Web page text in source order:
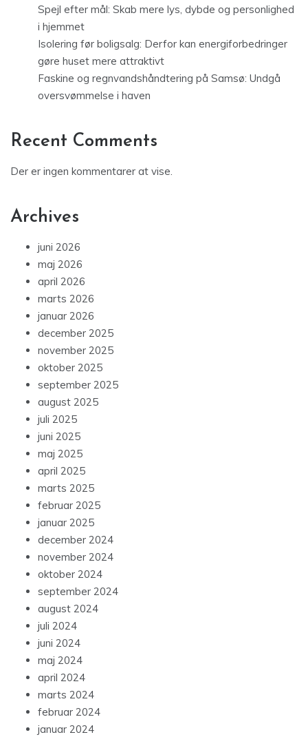
Spejl efter mål: Skab mere lys, dybde og personlighed
i hjemmet
Isolering før boligsalg: Derfor kan energiforbedringer
gøre huset mere attraktivt
Faskine og regnvandshåndtering på Samsø: Undgå
oversvømmelse i haven
Recent Comments
Der er ingen kommentarer at vise.
Archives
juni 2026
maj 2026
april 2026
marts 2026
januar 2026
december 2025
november 2025
oktober 2025
september 2025
august 2025
juli 2025
juni 2025
maj 2025
april 2025
marts 2025
februar 2025
januar 2025
december 2024
november 2024
oktober 2024
september 2024
august 2024
juli 2024
juni 2024
maj 2024
april 2024
marts 2024
februar 2024
januar 2024